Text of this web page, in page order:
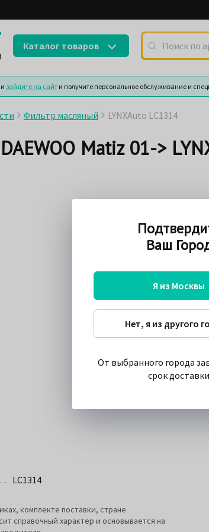
Каталог товаров
Поиск по
зайдите на сайт и получите персональное обслуживание и
Фильтр масляный LYNXAuto LC1314
Matiz 01->
LC1314
комплекте поставки, стране
справочный характер и основывается на
Ваш
Я из Москвы
Нет, я из другого
От выбранного города
срок доставки